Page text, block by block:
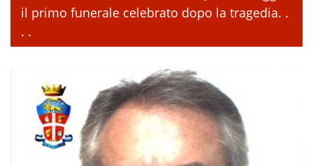
il primo funerale celebrato dopo la tragedia. .
. .